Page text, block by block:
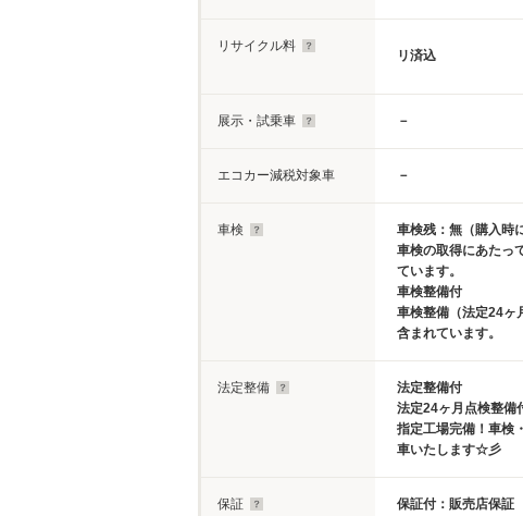
リサイクル料
リ済込
展示・試乗車 －
エコカー減税対象車 －
車検
車検残：無（購入時
車検の取得にあたっ
ています。
車検整備付
車検整備（法定24ヶ
含まれています。
法定整備
法定整備付
法定24ヶ月点検整
指定工場完備！車検
車いたします☆彡
保証
保証付：販売店保